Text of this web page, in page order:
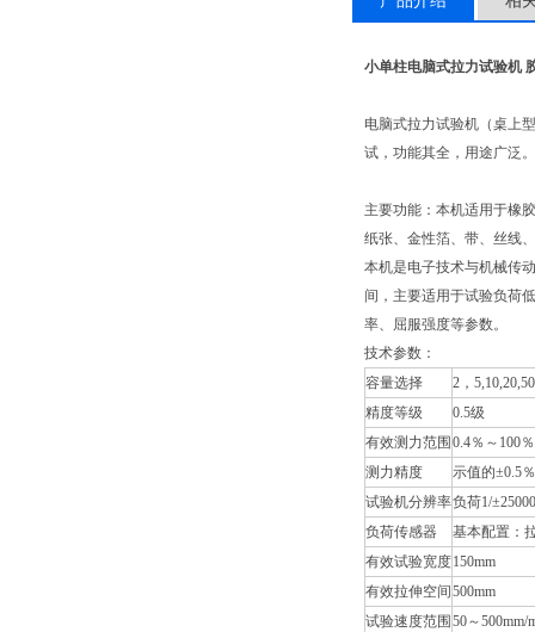
小单柱电脑式拉力试验机
电脑式拉力试验机（桌上
试，功能其全，用途广泛
主要功能：本机适用于橡
纸张、金性箔、带、丝线
本机是电子技术与机械传
间，主要适用于试验负荷
率、屈服强度等参数。
技术参数：
容量选择
2，
精度等级
0.5级
有效测力范围 0.4％～100％
测力精度
示值的±0.5
试验机分辨率负荷1/
负荷传感器
基本配置：
有效试验宽度150mm
有效拉伸空间 500mm
试验速度范围 50～500mm/